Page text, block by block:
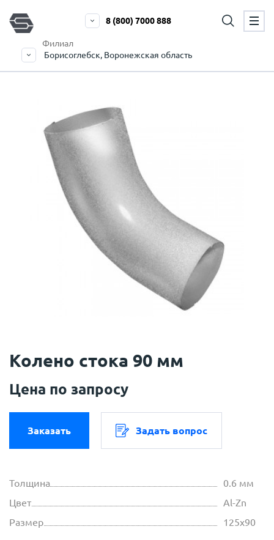
Филиал
Борисоглебск, Воронежская область
8 (800) 7000 888
Колено стока 90 мм
Цена по запросу
Заказать Задать вопрос
Толщина
0.6 мм
Цвет
Al-Zn
Размер
125х90